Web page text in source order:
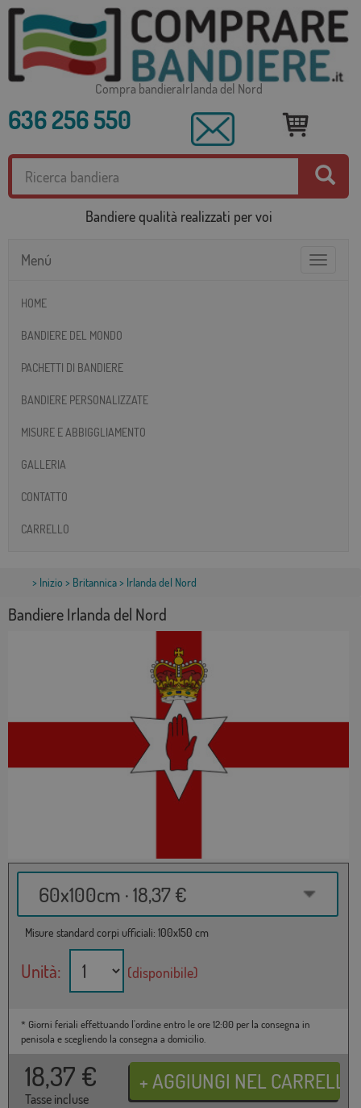
Compra bandieraIrlanda del Nord
636 256 550
Bandiere qualità realizzati per voi
Toggle
Menú
HOME
BANDIERE DEL MONDO
PACHETTI DI BANDIERE
BANDIERE PERSONALIZZATE
MISURE E ABBIGGLIAMENTO
GALLERIA
CONTATTO
CARRELLO
> Inizio > Britannica> Irlanda del Nord
Bandiere Irlanda del Nord
60x100cm · 18,37 €
Misure standard corpi ufficiali: 100x150 cm
Unità: (disponibile)
* Giorni feriali effettuando l'ordine entro le ore 12:00 per la consegna in
penisola e scegliendo la consegna a domicilio.
18,37 €
Tasse incluse